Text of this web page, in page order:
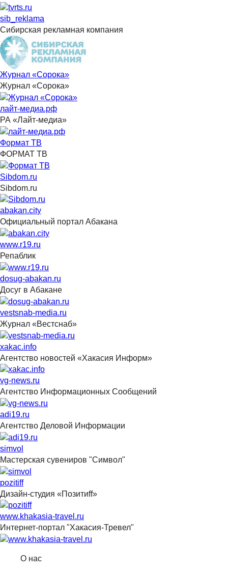
sib_reklama
Сибирская рекламная компания
Журнал «Сорока»
Журнал «Сорока»
лайт-медиа.рф
РА «Лайт-медиа»
Формат ТВ
ФОРМАТ ТВ
Sibdom.ru
Sibdom.ru
abakan.city
Официальный портал Абакана
www.r19.ru
Репаблик
dosug-abakan.ru
Досуг в Абакане
vestsnab-media.ru
Журнал «Вестснаб»
xakac.info
Агентство новостей «Хакасия Информ»
vg-news.ru
Агентство Информационных Сообщений
adi19.ru
Агентство Деловой Информации
simvol
Мастерская сувениров "Символ"
pozitiff
Дизайн-студия «Позитиff»
www.khakasia-travel.ru
Интернет-портал "Хакасия-Тревел"
О нас